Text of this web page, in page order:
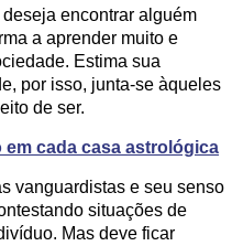
encontrar alguém
a aprender muito e
Estima sua
por isso, junta-se àqueles
de ser.
em cada casa astrológica
vanguardistas e seu senso
situações de
Mas deve ficar